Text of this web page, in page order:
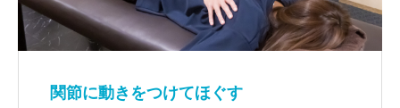
関節に動きをつけてほぐす